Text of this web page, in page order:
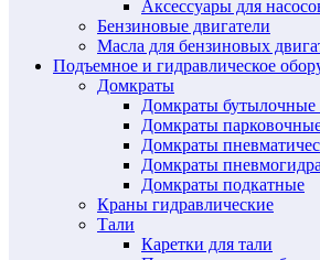
Аксессуары для
Бензиновые двигатели
Масла для бензиновых
Подъемное и гидравлическое
Домкраты
Домкраты бутылочные
Домкраты
Домкраты
Домкраты
Домкраты подкатные
Краны гидравлические
Тали
Каретки для тали